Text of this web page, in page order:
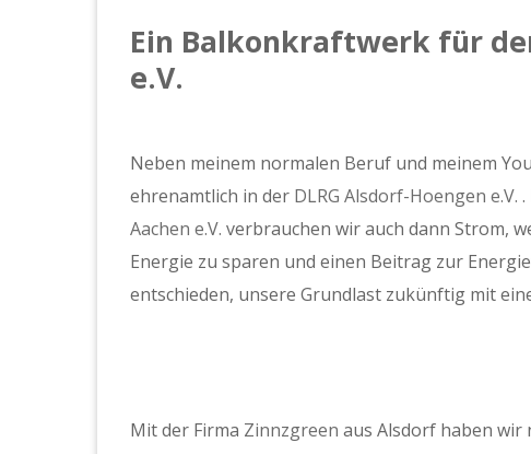
Ein Balkonkraftwerk für
e.V.
Neben meinem normalen Beruf und meinem
ehrenamtlich in der DLRG Alsdorf-Hoengen e.V.
Aachen e.V. verbrauchen wir auch dann Strom,
Energie zu sparen und einen Beitrag zur
entschieden, unsere Grundlast zukünftig mit
Mit der Firma Zinnzgreen aus Alsdorf haben